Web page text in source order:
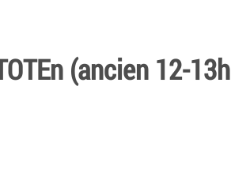
(ancien 12-13h